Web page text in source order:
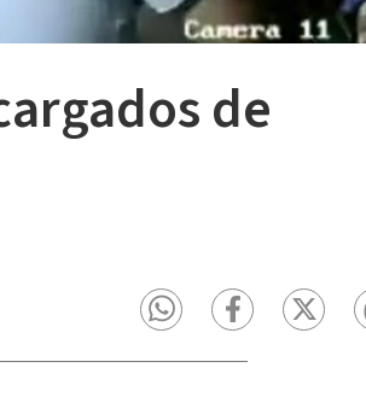
de